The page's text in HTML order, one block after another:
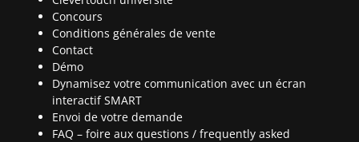
Concours
Conditions générales de vente
Contact
Démo
Dynamisez votre communication avec un écran
interactif SMART
Envoi de votre demande
FAQ – foire aux questions / frequently asked